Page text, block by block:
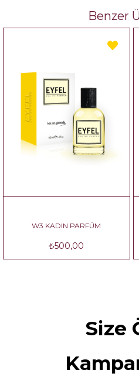
Benzer
W3 KADIN PARFÜM
₺500,00
Size